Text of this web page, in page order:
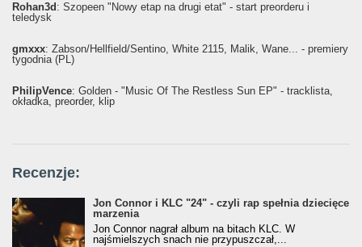
Rohan3d : Szopeen "Nowy etap na drugi etat" - start preorderu i
teledysk
gmxxx: Żabson/Hellfield/Sentino, White 2115, Malik, Wane... - premiery
tygodnia (PL)
PhilipVence: Golden - "Music Of The Restless Sun EP" - tracklista,
okładka, preorder, klip
Recenzje:
Jon Connor i KLC "24" - czyli rap spełnia dziecięce
marzenia
Jon Connor nagrał album na bitach KLC. W
najśmielszych snach nie przypuszczał,...